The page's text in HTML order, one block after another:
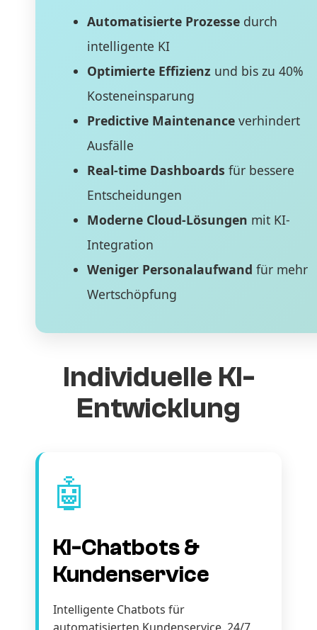
Automatisierte Prozessedurch
intelligente KI
Optimierte Effizienz und bis zu 40%
Kosteneinsparung
Predictive Maintenanceverhindert
Ausfälle
Real-time Dashboards für bessere
Entscheidungen
Moderne Cloud-Lösungen mit KI-
Integration
Weniger Personalaufwand für mehr
Wertschöpfung
Individuelle KI-
Entwicklung
🤖
KI-Chatbots &
Kundenservice
Intelligente Chatbots für